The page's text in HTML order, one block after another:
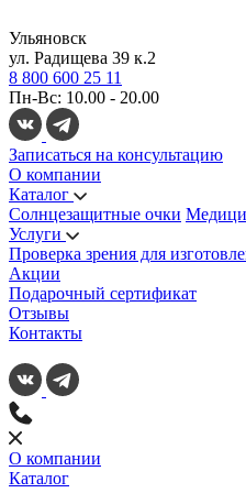
Ульяновск
ул. Радищева 39 к.2
8 800 600 25 11
Пн-Вс: 10.00 - 20.00
Записаться на консультацию
О компании
Каталог
Солнцезащитные очки
Услуги
Проверка зрения для
Акции
Подарочный сертификат
Отзывы
Контакты
О компании
Каталог